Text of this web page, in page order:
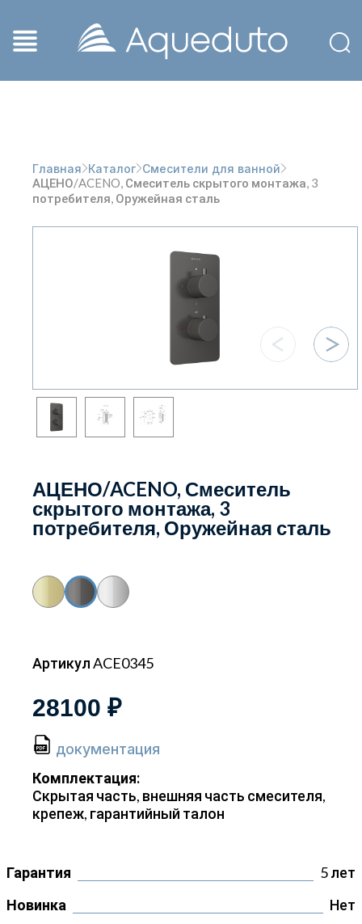
Главная Каталог Смесители для ванной
АЦЕНО/ACENO, Смеситель скрытого монтажа, 3
потребителя, Оружейная сталь
АЦЕНО/ACENO, Смеситель
скрытого монтажа, 3
потребителя, Оружейная сталь
Артикул ACE0345
28100 ₽
документация
Комплектация:
Скрытая часть, внешняя часть смесителя,
крепеж, гарантийный талон
Гарантия
5 лет
Новинка
Нет